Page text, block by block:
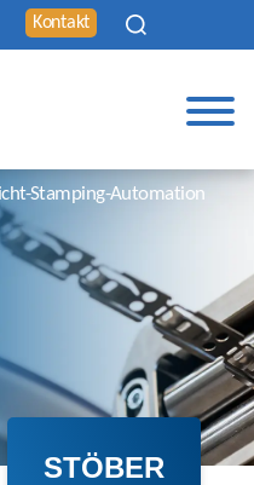
Kontakt
Stamping-Automation
STÖBER